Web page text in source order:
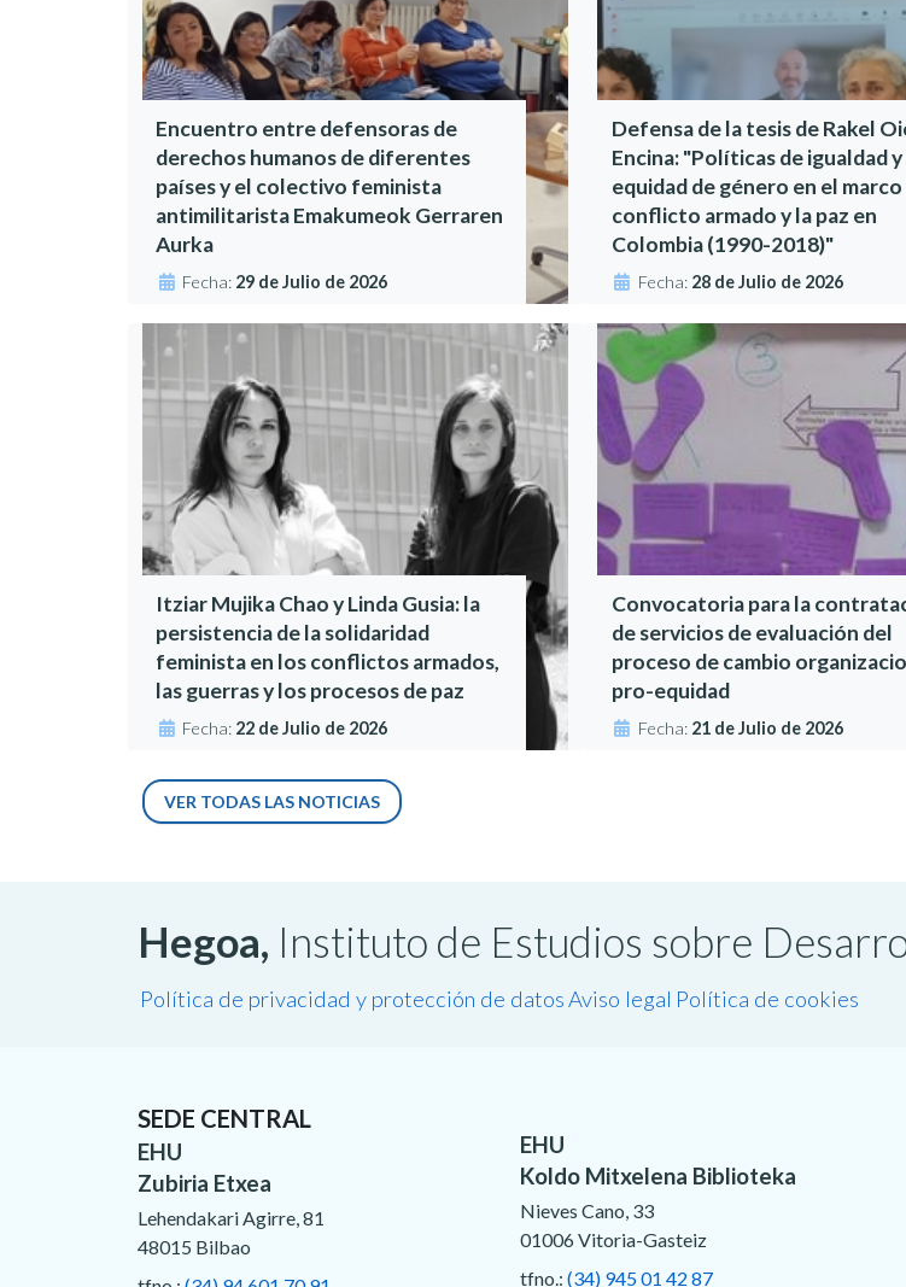
Encuentro entre defensoras de
derechos humanos de diferentes
países y el colectivo feminista
antimilitarista Emakumeok Gerraren
Aurka
Fecha: 29 de Julio de 2026
Defensa de la tesis de Rakel
Encina: "Políticas de igualdad y
equidad de género en el
conflicto armado y la paz en
Colombia (1990-2018)"
Fecha: 28 de Julio de 2026
Itziar Mujika Chao y Linda Gusia: la
persistencia de la solidaridad
feminista en los conflictos armados,
las guerras y los procesos de paz
Fecha: 22 de Julio de 2026
Convocatoria para la
de servicios de evaluación del
proceso de cambio
pro-equidad
Fecha: 21 de Julio de 2026
VER TODAS LAS NOTICIAS
Hegoa, Instituto de Estudios sobre
Política de privacidad y protección de datosAviso legal Política de cookies
SEDE CENTRAL
EHU
Zubiria Etxea
Lehendakari Agirre, 81
48015 Bilbao
EHU
Koldo Mitxelena Biblioteka
Nieves Cano, 33
01006 Vitoria-Gasteiz
tfno.: (34) 945 01 42 87